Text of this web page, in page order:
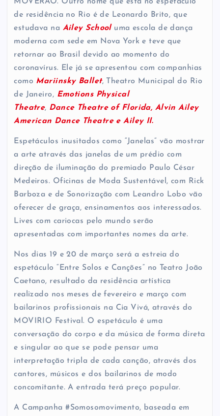
de residência no Rio é de Leonardo Brito, que
estudava na Ailey Schooluma escola de dança
moderna com sede em Nova York e teve que
retornar ao Brasil devido ao momento do
coronavírus. Ele já se apresentou com companhias
como Mariinsky Ballet, Theatro Municipal do Rio
de Janeiro, Emotions Physical
Theatre, Dance Theatre of Florida, Alvin Ailey
American Dance Theatre e Ailey II.
Espetáculos inusitados como “Janelas” vão mostrar
a arte através das janelas de um prédio com
direção de iluminação do premiado Paulo César
Medeiros. Oficinas de Moda Sustentável, com Rick
Barboza e de Sonorização com Leandro Lobo vão
oferecer de graça, ensinamentos aos interessados.
Lives com cariocas pelo mundo serão
apresentadas com importantes nomes da arte.
Nos dias 19 e 20 de março será a estreia do
espetáculo “Entre Solos e Canções” no Teatro João
Caetano, resultado da residência artística
realizado nos meses de fevereiro e março com
bailarinos profissionais na Cia Vivá, através do
MOVIRIO Festival. O espetáculo é uma
conversação do corpo e da música de forma direta
e singular ao que se pode pensar uma
interpretação tripla de cada canção, através dos
cantores, músicos e dos bailarinos de modo
concomitante. A entrada terá preço popular.
A Campanha #Somosomovimento, baseada em